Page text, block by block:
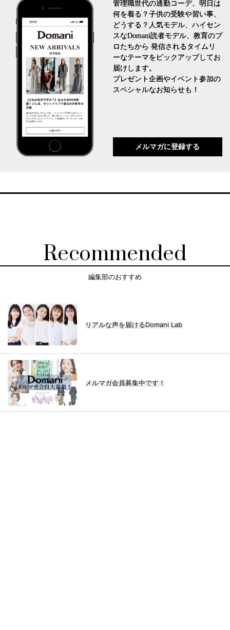
管理職世代の通勤コーデ、明日は
何を着る？子供の受験や習い事、
どうする？人気モデル、ハイセン
スなDomani読者モデル、教育のプ
ロたちから 発信されるタイムリ
ーなテーマをピックアップしてお
届けします。
プレゼント企画やイベント参加の
スペシャルなお知らせも！
メルマガに登録する
Recommended
編集部のおすすめ
リアルな声を届けるDomani Lab
メルマガ会員募集中です！